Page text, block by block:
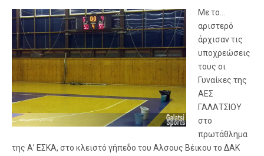
Με το…
αριστερό
άρχισαν τις
υποχρεώσεις
τους οι
Γυναίκες της
ΑΕΣ
ΓΑΛΑΤΣΙΟΥ
στο
πρωτάθλημα
της Α’ ΕΣΚΑ, στο κλειστό γήπεδο του Αλσους Βέικου το ΔΑΚ